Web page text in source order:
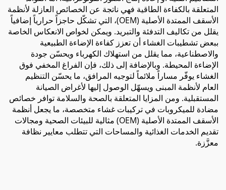
المتعلقة بالكفاءة الطاقية فهي ناتجة عن الخصائص العازلة لأنظمة
الأسقف الممتدة الأصلية (OEM)، التي تشكّل حاجزاً حرارياً إضافياً
يقلل من تكاليف التدفئة والتبريد. ويمكن لخواص الانعكاس الخاصة
ببعض تشطيبات الغشاء أن تعزز كفاءة الإضاءة الطبيعية
والاصطناعية، مما يقلل من استهلاك الكهرباء ويحسّن جودة
الإضاءة المحيطة. وبالإضافة إلى ذلك، فإن الفراغ المخفي فوق
الغشاء يوفّر مساراً ملائماً لتوجيه المرافق، ما يحسّن التنظيم
العام لأنظمة المبنى ويسهّل الوصول إليها لأغراض الصيانة
المستقبلية. ومن المزايا المتعلقة بالصحة والسلامة توافر خصائص
مضادة للميكروبات في تركيبات غشاء متخصصة، ما يجعل أنظمة
الأسقف الممتدة الأصلية (OEM) مثالية للبيئات الصحية ومجالات
تقديم الخدمات الغذائية والمساحات التي تتطلب معايير نظافة
معزَّزة.